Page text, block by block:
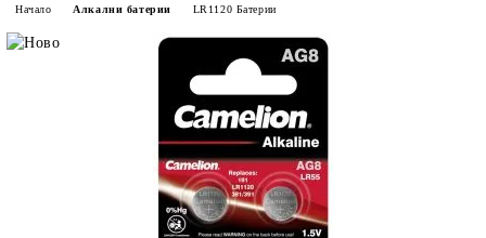
Начало Алкални батерии LR1120 Батерии